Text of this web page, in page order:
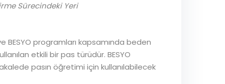
Sürecindeki Yeri
programları kapsamında beden
etkili bir pas türüdür. BESYO
pasın öğretimi için kullanılabilecek